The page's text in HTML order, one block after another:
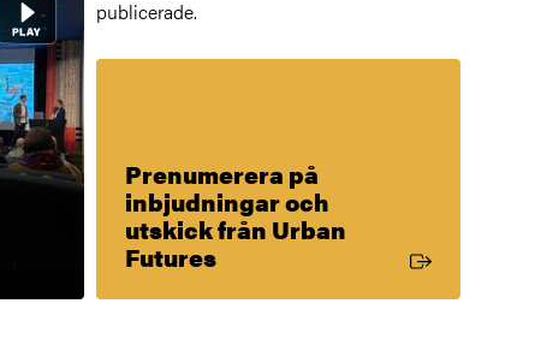
publicerade.
Prenumerera på
inbjudningar och
utskick från Urban
FuturesExtern länk